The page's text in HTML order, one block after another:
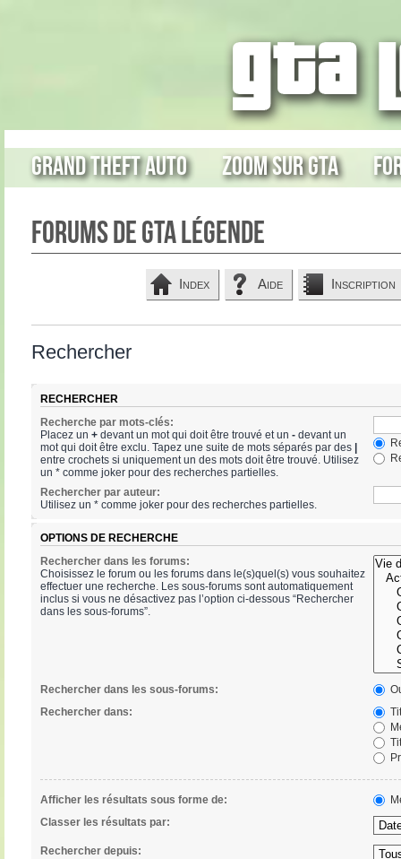
Grand Theft Auto Zoom sur GTA
Forums de GTA Légende
Index Aide Inscription
Rechercher
RECHERCHER
Recherche par mots-clés:
Placez un +devant un mot qui doit être trouvé et un -devant un
mot qui doit être exclu. Tapez une suite de mots séparés par des
entre crochets si uniquement un des mots doit être trouvé. Utilisez
un * comme joker pour des recherches partielles.
Rechercher par auteur:
Utilisez un * comme joker pour des recherches partielles.
OPTIONS DE RECHERCHE
Rechercher dans les forums:
Choisissez le forum ou les forums dans le(s)quel(s) vous souhaitez
effectuer une recherche. Les sous-forums sont automatiquement
inclus si vous ne désactivez pas l’option ci-dessous “Rechercher
dans les sous-forums”.
Rechercher dans les sous-forums:
Rechercher dans:
Afficher les résultats sous forme de:
Classer les résultats par:
Rechercher depuis: